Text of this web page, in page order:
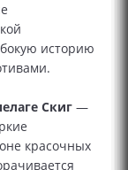
историю
Скиг —
красочных